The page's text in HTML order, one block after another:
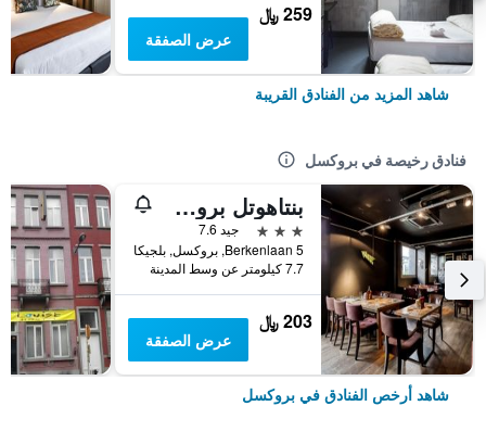
259 ﷼
عرض الصفقة
شاهد المزيد من الفنادق القريبة
فنادق رخيصة في بروكسل
بنتاهوتل بروسلز إيربورت
3 نجوم
جيد 7.6
Berkenlaan 5, بروكسل, بلجيكا
7.7 كيلومتر عن وسط المدينة
203 ﷼
عرض الصفقة
شاهد أرخص الفنادق في بروكسل